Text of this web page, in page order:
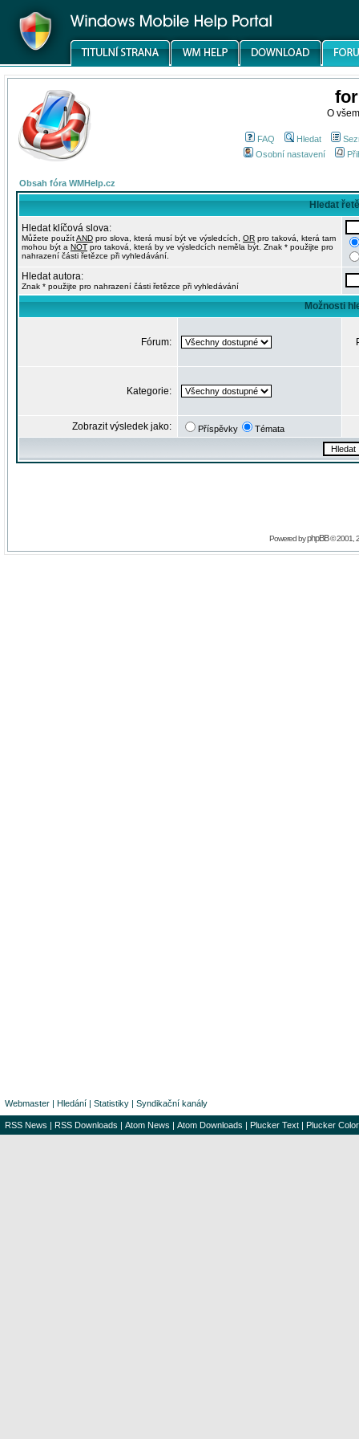
O
FAQ Hledat
Osobní nastavení
Obsah fóra WMHelp.cz
Hledat
Hledat klíčová slova:
Můžete použítAND pro slova, která musí být ve výsledcích, OR pro taková, která tam
mohou být a NOT pro taková, která by ve výsledcích neměla být. Znak * použijte pro
nahrazení části řetězce při vyhledávání.
Hledat autora:
Znak * použijte pro nahrazení části řetězce při vyhledávání
Možnosti
Fórum:
Kategorie:
Zobrazit výsledek jako: Příspěvky Témata
Powered byphpBB© 2001,
Webmaster | Hledání | Statistiky | Syndikační kanály
RSS News | RSS Downloads | Atom News | Atom Downloads | Plucker Text | Plucker Color